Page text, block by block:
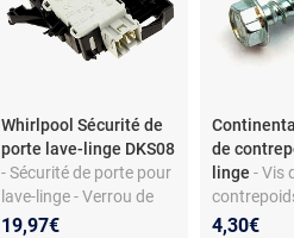
Whirlpool Sécurité de
porte lave-linge DKS08
- Sécurité de porte pour
lave-linge - Verrou de
hublot DKS08
19,97€
de
linge- Vis
sèche-
4,30€